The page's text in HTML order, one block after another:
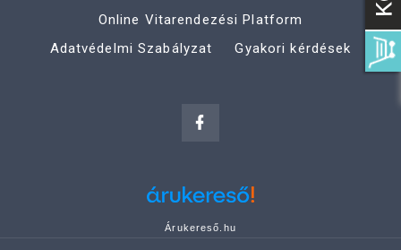
Online Vitarendezési Platform
Adatvédelmi Szabályzat
Gyakori kérdések
Árukereső.hu